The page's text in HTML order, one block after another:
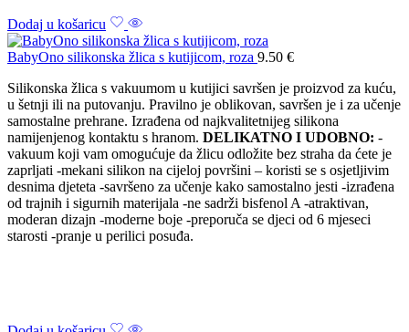
Dodaj u košaricu
BabyOno silikonska žlica s kutijicom, roza 9.50 €
Silikonska žlica s vakuumom u kutijici savršen je proizvod za kuću,
u šetnji ili na putovanju. Pravilno je oblikovan, savršen je i za učenje
samostalne prehrane. Izrađena od najkvalitetnijeg silikona
namijenjenog kontaktu s hranom. DELIKATNO I UDOBNO: -
vakuum koji vam omogućuje da žlicu odložite bez straha da ćete je
zaprljati -mekani silikon na cijeloj površini – koristi se s osjetljivim
desnima djeteta -savršeno za učenje kako samostalno jesti -izrađena
od trajnih i sigurnih materijala -ne sadrži bisfenol A -atraktivan,
moderan dizajn -moderne boje -preporuča se djeci od 6 mjeseci
starosti -pranje u perilici posuđa.